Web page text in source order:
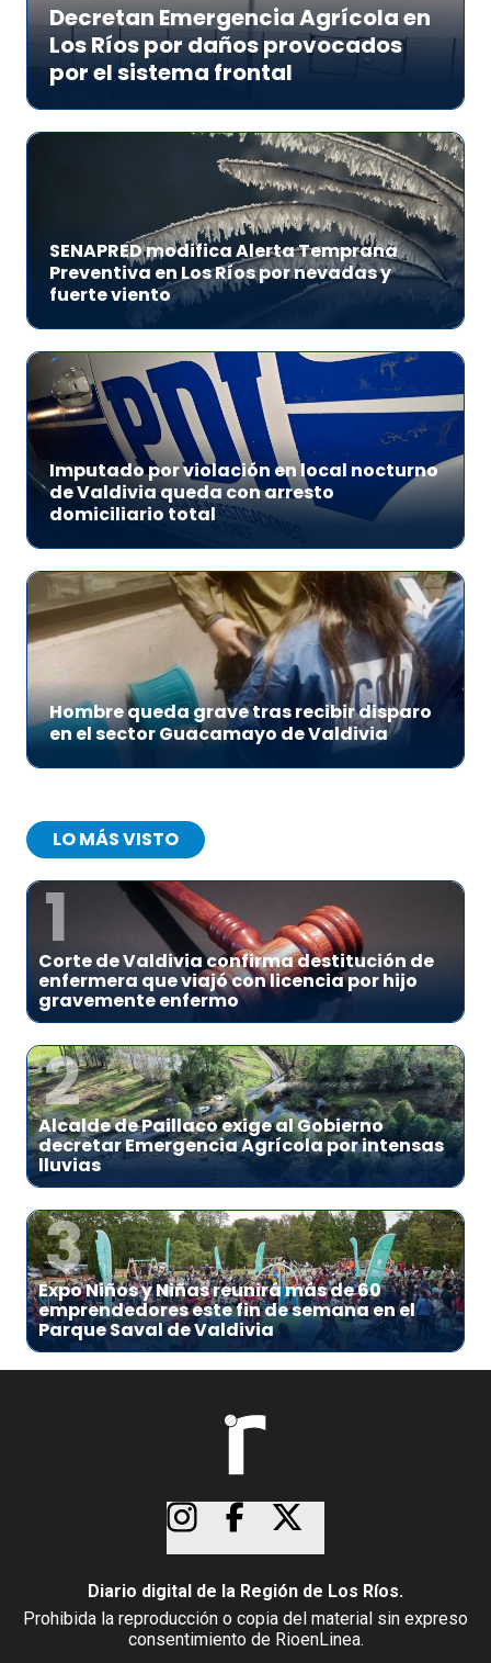
Decretan Emergencia Agrícola en
Los Ríos por daños provocados
por el sistema frontal
SENAPRED modifica Alerta Temprana
Preventiva en Los Ríos por nevadas y
fuerte viento
Imputado por violación en local nocturno
de Valdivia queda con arresto
domiciliario total
Hombre queda grave tras recibir disparo
en el sector Guacamayo de Valdivia
LO MÁS VISTO
1
Corte de Valdivia confirma destitución de
enfermera que viajó con licencia por hijo
gravemente enfermo
2
Alcalde de Paillaco exige al Gobierno
decretar Emergencia Agrícola por intensas
lluvias
3
Expo Niños y Niñas reunirá más de 60
emprendedores este fin de semana en el
Parque Saval de Valdivia
Diario digital de la Región de Los Ríos.
Prohibida la reproducción o copia del material sin expreso
consentimiento de RioenLinea.